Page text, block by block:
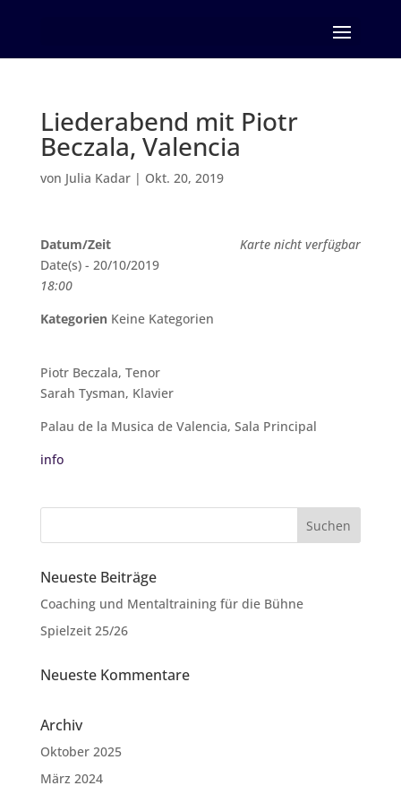
Liederabend mit Piotr
Beczala, Valencia
von Julia Kadar| Okt. 20, 2019
Karte nicht verfügbar
Datum/Zeit
Date(s) - 20/10/2019
18:00
KategorienKeine Kategorien
Piotr Beczala, Tenor
Sarah Tysman, Klavier
Palau de la Musica de Valencia, Sala Principal
info
Neueste Beiträge
Coaching und Mentaltraining für die Bühne
Spielzeit 25/26
Neueste Kommentare
Archiv
Oktober 2025
März 2024